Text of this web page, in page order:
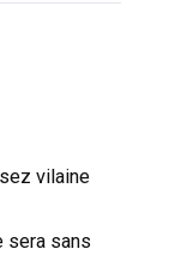
vilaine
sera sans